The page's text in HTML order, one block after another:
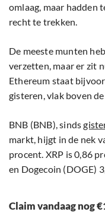
omlaag, maar hadden
recht te trekken.
De meeste munten
verzetten, maar er zit
Ethereum staat
gisteren, vlak boven
BNB (BNB), sinds
markt, hijgt in de nek
procent. XRP is 0,86
en Dogecoin (DOGE)
Claim vandaag nog